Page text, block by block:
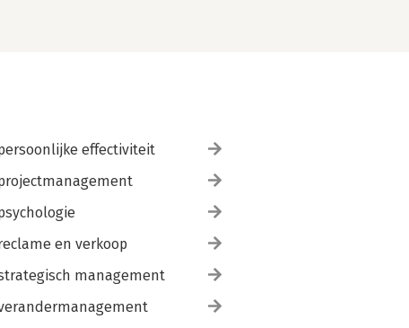
effectiviteit
en verkoop
management